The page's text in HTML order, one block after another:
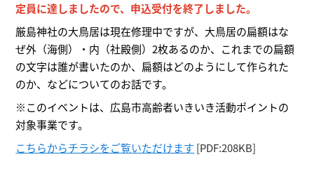
定員に達しましたので、申込受付を終了しました。
厳島神社の大鳥居は現在修理中ですが、大鳥居の扁額はな
ぜ外（海側）・内（社殿側）2枚あるのか、これまでの扁額
の文字は誰が書いたのか、扁額はどのようにして作られた
のか、などについてのお話です。
※このイベントは、広島市高齢者いきいき活動ポイントの
対象事業です。
こちらからチラシをご覧いただけます [PDF:208KB]